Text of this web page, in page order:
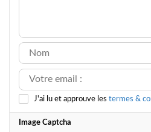
J'ai lu et approuve les termes &
Image Captcha